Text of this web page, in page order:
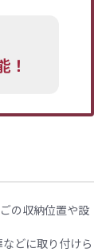
の収納位置や設
どに取り付けら